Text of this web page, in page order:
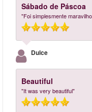
Sábado de Páscoa
"Foi simplesmente
Dulce
Beautiful
"It was very beautiful"